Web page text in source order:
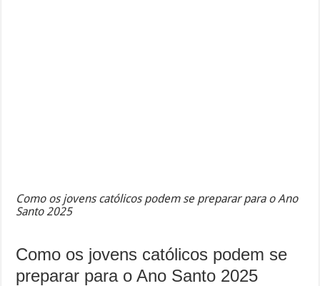
Como os jovens católicos podem se preparar para o Ano
Santo 2025
Como os jovens católicos podem se
preparar para o Ano Santo 2025